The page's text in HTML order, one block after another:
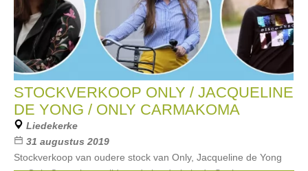
STOCKVERKOOP ONLY / JACQUELINE
DE YONG / ONLY CARMAKOMA
Liedekerke
31 augustus 2019
Stockverkoop van oudere stock van Only, Jacqueline de Yong